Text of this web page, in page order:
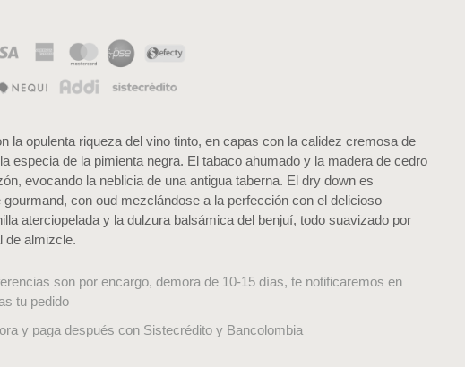
la opulenta riqueza del vino tinto, en capas con la calidez cremosa de
especia de la pimienta negra. El tabaco ahumado y la madera de cedro
evocando la neblicia de una antigua taberna. El dry down es
gourmand, con oud mezclándose a la perfección con el delicioso
aterciopelada y la dulzura balsámica del benjuí, todo suavizado por
de almizcle.
son por encargo, demora de 10-15 días, te notificaremos en
tu pedido
y paga después con Sistecrédito y Bancolombia